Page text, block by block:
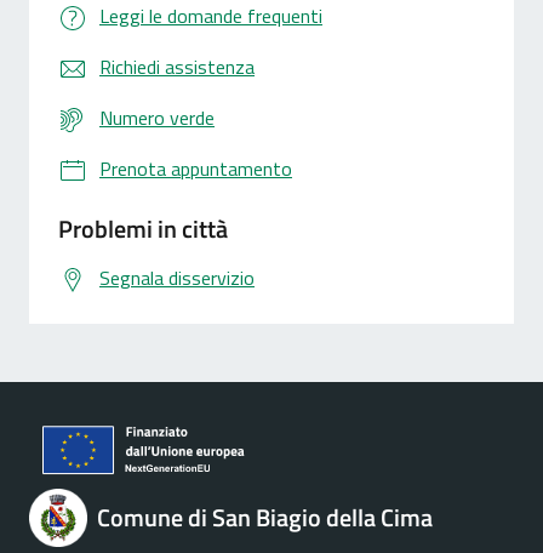
Leggi le domande frequenti
Richiedi assistenza
Numero verde
Prenota appuntamento
Problemi in città
Segnala disservizio
Comune di San Biagio della Cima